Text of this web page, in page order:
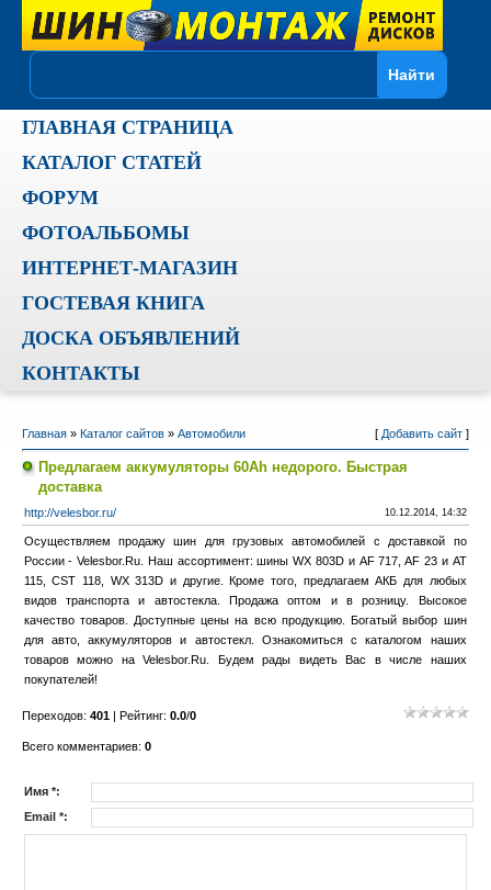
ГЛАВНАЯ СТРАНИЦА
КАТАЛОГ СТАТЕЙ
ФОРУМ
ФОТОАЛЬБОМЫ
ИНТЕРНЕТ-МАГАЗИН
ГОСТЕВАЯ КНИГА
ДОСКА ОБЪЯВЛЕНИЙ
КОНТАКТЫ
Главная» Каталог сайтов» Автомобили [ Добавить сайт]
Предлагаем аккумуляторы 60Ah недорого. Быстрая
доставка
http://velesbor.ru/ 10.12.2014, 14:32
Осуществляем продажу шин для грузовых автомобилей с доставкой по
России - Velesbor.Ru. Наш ассортимент: шины WX 803D и AF 717, AF 23 и AT
115, CST 118, WX 313D и другие. Кроме того, предлагаем АКБ для любых
видов транспорта и автостекла. Продажа оптом и в розницу. Высокое
качество товаров. Доступные цены на всю продукцию. Богатый выбор шин
для авто, аккумуляторов и автостекл. Ознакомиться с каталогом наших
товаров можно на Velesbor.Ru. Будем рады видеть Вас в числе наших
покупателей!
Переходов: 401| Рейтинг: 0.0/0
Всего комментариев: 0
Имя *:
Email *: